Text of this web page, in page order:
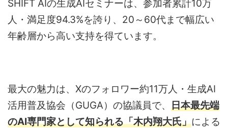
SHIFT AIの生成AIセミナーは、参加者累計10万
人・満足度94.3%を誇り、20～60代まで幅広い
年齢層から高い支持を得ています。
最大の魅力は、Xのフォロワー約11万人・生成AI
活用普及協会（GUGA）の協議員で、 日本最先端
のAI専門家として知られる「木内翔大氏」による